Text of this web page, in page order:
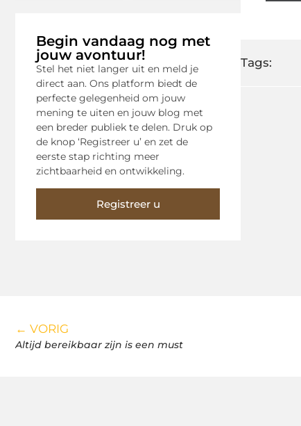
Begin vandaag nog met
jouw avontuur!
Stel het niet langer uit en meld je
direct aan. Ons platform biedt de
perfecte gelegenheid om jouw
mening te uiten en jouw blog met
een breder publiek te delen. Druk op
de knop ‘Registreer u’ en zet de
eerste stap richting meer
zichtbaarheid en ontwikkeling.
Registreer u
Tags:
← VORIG
Altijd bereikbaar zijn is een must